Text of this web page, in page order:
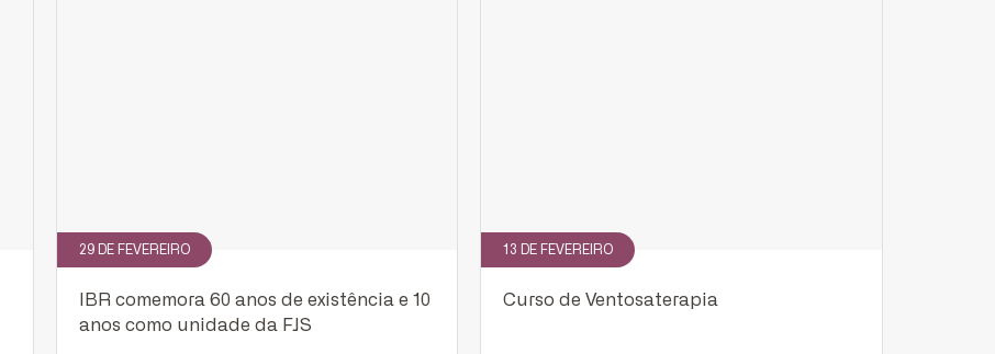
29 DE FEVEREIRO
IBR comemora 60 anos de existência e 10
anos como unidade da FJS
13 DE FEVEREIRO
Curso de Ventosaterapia